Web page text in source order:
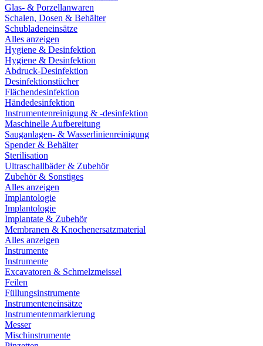
Glas- & Porzellanwaren
Schalen, Dosen & Behälter
Schubladeneinsätze
Alles anzeigen
Hygiene & Desinfektion
Hygiene & Desinfektion
Abdruck-Desinfektion
Desinfektionstücher
Flächendesinfektion
Händedesinfektion
Instrumentenreinigung & -desinfektion
Maschinelle Aufbereitung
Sauganlagen- & Wasserlinienreinigung
Spender & Behälter
Sterilisation
Ultraschallbäder & Zubehör
Zubehör & Sonstiges
Alles anzeigen
Implantologie
Implantologie
Implantate & Zubehör
Membranen & Knochenersatzmaterial
Alles anzeigen
Instrumente
Instrumente
Excavatoren & Schmelzmeissel
Feilen
Füllungsinstrumente
Instrumenteneinsätze
Instrumentenmarkierung
Messer
Mischinstrumente